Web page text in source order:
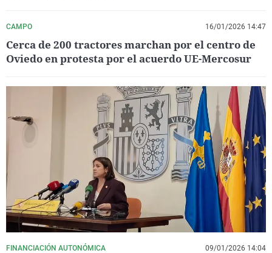
CAMPO 16/01/2026 14:47
Cerca de 200 tractores marchan por el centro de
Oviedo en protesta por el acuerdo UE-Mercosur
FINANCIACIÓN AUTONÓMICA 09/01/2026 14:04